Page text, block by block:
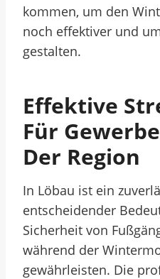
kommen, um den
noch effektiver und
gestalten.
Effektive
Für
Der Region
In Löbau ist ein
entscheidender
Sicherheit von
während der
gewährleisten. Die